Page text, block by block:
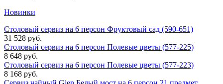
Новинки
Столовый сервиз на 6 персон Фруктовый сад (590-651)
31 528 руб.
Столовый сервиз на 6 персон Полевые цветы (577-225)
8 648 руб.
Столовый сервиз на 6 персон Полевые цветы (577-223)
8 168 руб.